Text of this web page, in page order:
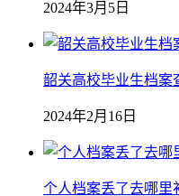
2024年3月5日
韶关高校毕业生档案
2024年2月16日
个人档案丢了去哪里